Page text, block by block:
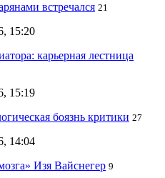
встречался 21
15:20
карьерная лестница
15:19
боязнь критики 27
14:04
Изя Вайснегер 9